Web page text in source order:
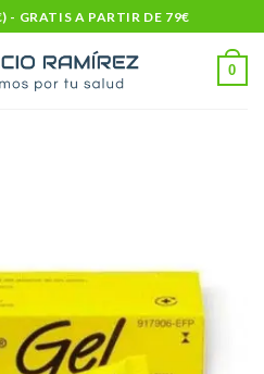
- GRATIS A PARTIR DE 79€
0